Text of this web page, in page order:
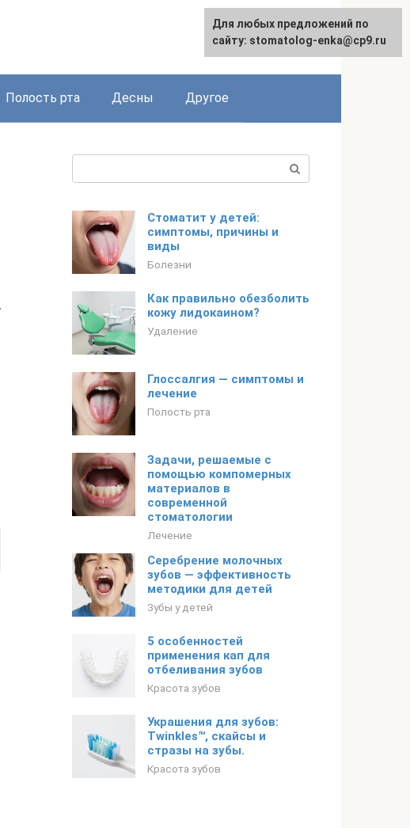
Полость рта Десны Другое
Стоматит у детей:
симптомы, причины и
виды
Болезни
Как правильно обезболить
кожу лидокаином?
Удаление
Глоссалгия — симптомы и
лечение
Полость рта
Задачи, решаемые с
помощью компомерных
материалов в
современной
стоматологии
Лечение
Серебрение молочных
зубов — эффективность
методики для детей
Зубы у детей
5 особенностей
применения кап для
отбеливания зубов
Красота зубов
Украшения для зубов:
Twinkles™, скайсы и
стразы на зубы.
Красота зубов
Для любых предложений по
сайту: stomatolog-enka@cp9.ru